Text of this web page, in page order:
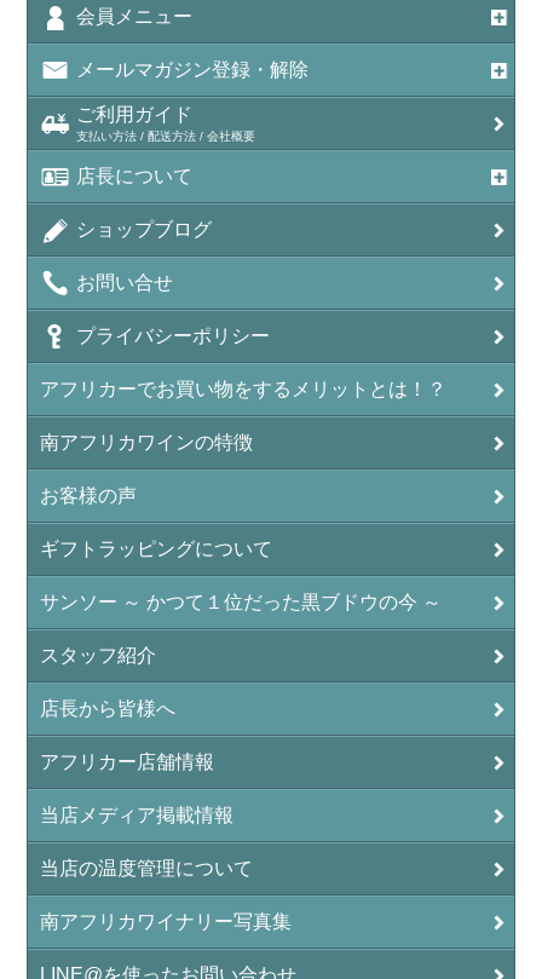
会員メニュー
メールマガジン登録・解除
ご利用ガイド
支払い方法 / 配送方法 / 会社概要
店長について
ショップブログ
お問い合せ
プライバシーポリシー
アフリカーでお買い物をするメリットとは！？
南アフリカワインの特徴
お客様の声
ギフトラッピングについて
サンソー ～ かつて１位だった黒ブドウの今 ～
スタッフ紹介
店長から皆様へ
アフリカー店舗情報
当店メディア掲載情報
当店の温度管理について
南アフリカワイナリー写真集
LINE@を使ったお問い合わせ